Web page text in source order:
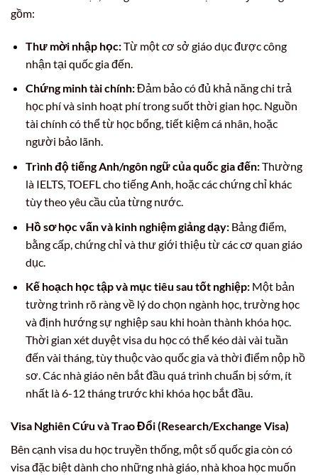
gồm:
Thư mời nhập học:Từ một cơ sở giáo dục được công
nhận tại quốc gia đến.
Chứng minh tài chính:Đảm bảo có đủ khả năng chi trả
học phí và sinh hoạt phí trong suốt thời gian học. Nguồn
tài chính có thể từ học bổng, tiết kiệm cá nhân, hoặc
người bảo lãnh.
Trình độ tiếng Anh/ngôn ngữ của quốc gia đến:Thường
là IELTS, TOEFL cho tiếng Anh, hoặc các chứng chỉ khác
tùy theo yêu cầu của từng nước.
Hồ sơ học vấn và kinh nghiệm giảng dạy:Bảng điểm,
bằng cấp, chứng chỉ và thư giới thiệu từ các cơ quan giáo
dục.
Kế hoạch học tập và mục tiêu sau tốt nghiệp:Một bản
tường trình rõ ràng về lý do chọn ngành học, trường học
và định hướng sự nghiệp sau khi hoàn thành khóa học.
Thời gian xét duyệt visa du học có thể kéo dài vài tuần
đến vài tháng, tùy thuộc vào quốc gia và thời điểm nộp hồ
sơ. Các nhà giáo nên bắt đầu quá trình chuẩn bị sớm, ít
nhất là 6-12 tháng trước khi khóa học bắt đầu.
Visa Nghiên Cứu và Trao Đổi (Research/Exchange Visa)
Bên cạnh visa du học truyền thống, một số quốc gia còn có
visa đặc biệt dành cho những nhà giáo, nhà khoa học muốn